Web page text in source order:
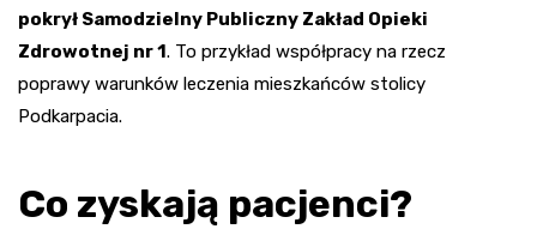
pokrył Samodzielny Publiczny Zakład Opieki
Zdrowotnej nr 1. To przykład współpracy na rzecz
poprawy warunków leczenia mieszkańców stolicy
Podkarpacia.
Co zyskają pacjenci?